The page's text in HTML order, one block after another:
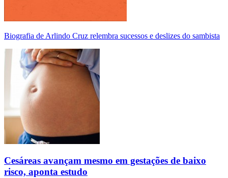
Biografia de Arlindo Cruz relembra sucessos e deslizes do sambista
Cesáreas avançam mesmo em gestações de baixo
risco, aponta estudo